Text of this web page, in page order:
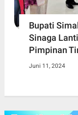
Bupati
Sinaga
Pimpinan
Juni 11, 2024